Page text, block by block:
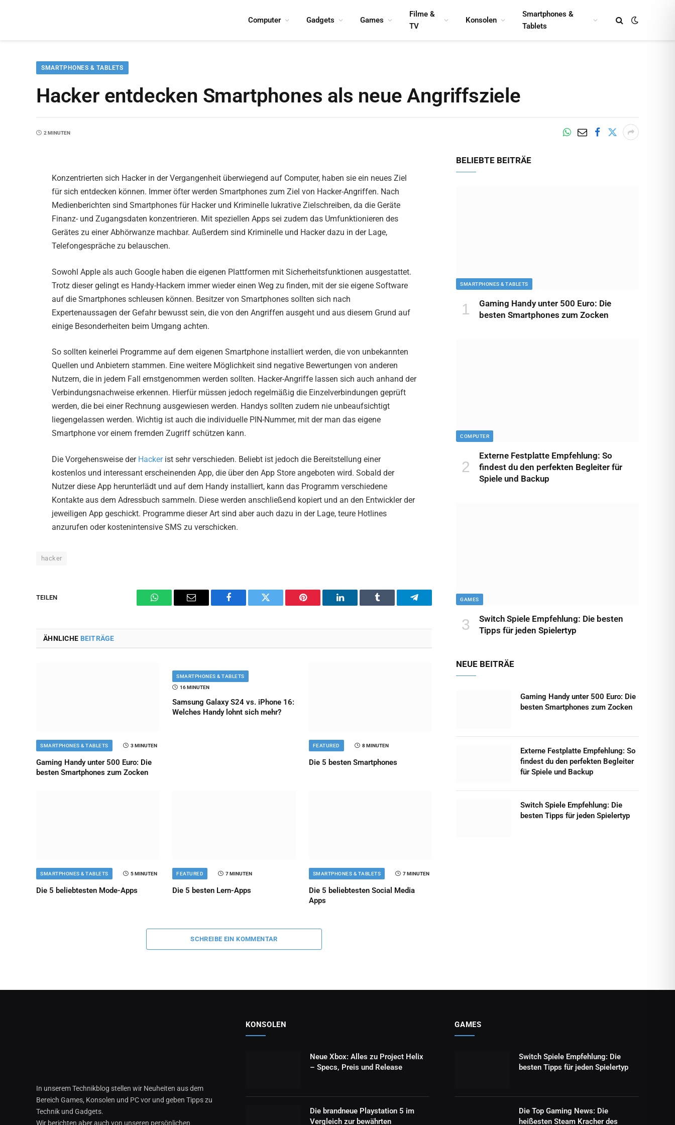
Computer Gadgets Games
Filme &
TV
Konsolen
Smartphones &
Tablets
SMARTPHONES & TABLETS
Hacker entdecken Smartphones als neue Angriffsziele
2 MINUTEN
Konzentrierten sich Hacker in der Vergangenheit überwiegend auf Computer, haben sie ein neues Ziel
für sich entdecken können. Immer öfter werden Smartphones zum Ziel von Hacker-Angriffen. Nach
Medienberichten sind Smartphones für Hacker und Kriminelle lukrative Zielschreiben, da die Geräte
Finanz- und Zugangsdaten konzentrieren. Mit speziellen Apps sei zudem das Umfunktionieren des
Gerätes zu einer Abhörwanze machbar. Außerdem sind Kriminelle und Hacker dazu in der Lage,
Telefongespräche zu belauschen.
Sowohl Apple als auch Google haben die eigenen Plattformen mit Sicherheitsfunktionen ausgestattet.
Trotz dieser gelingt es Handy-Hackern immer wieder einen Weg zu finden, mit der sie eigene Software
auf die Smartphones schleusen können. Besitzer von Smartphones sollten sich nach
Expertenaussagen der Gefahr bewusst sein, die von den Angriffen ausgeht und aus diesem Grund auf
einige Besonderheiten beim Umgang achten.
So sollten keinerlei Programme auf dem eigenen Smartphone installiert werden, die von unbekannten
Quellen und Anbietern stammen. Eine weitere Möglichkeit sind negative Bewertungen von anderen
Nutzern, die in jedem Fall ernstgenommen werden sollten. Hacker-Angriffe lassen sich auch anhand der
Verbindungsnachweise erkennen. Hierfür müssen jedoch regelmäßig die Einzelverbindungen geprüft
werden, die bei einer Rechnung ausgewiesen werden. Handys sollten zudem nie unbeaufsichtigt
liegengelassen werden. Wichtig ist auch die individuelle PIN-Nummer, mit der man das eigene
Smartphone vor einem fremden Zugriff schützen kann.
Die Vorgehensweise der Hackerist sehr verschieden. Beliebt ist jedoch die Bereitstellung einer
kostenlos und interessant erscheinenden App, die über den App Store angeboten wird. Sobald der
Nutzer diese App herunterlädt und auf dem Handy installiert, kann das Programm verschiedene
Kontakte aus dem Adressbuch sammeln. Diese werden anschließend kopiert und an den Entwickler der
jeweiligen App geschickt. Programme dieser Art sind aber auch dazu in der Lage, teure Hotlines
anzurufen oder kostenintensive SMS zu verschicken.
hacker
TEILEN
WhatsAppEmail Facebook Twitter Pinterest LinkedIn Tumblr Telegram
ÄHNLICHE BEITRÄGE
SMARTPHONES & TABLETS 3 MINUTEN
Gaming Handy unter 500 Euro: Die
besten Smartphones zum Zocken
SMARTPHONES & TABLETS
16 MINUTEN
Samsung Galaxy S24 vs. iPhone 16:
Welches Handy lohnt sich mehr?
FEATURED 8 MINUTEN
Die 5 besten Smartphones
SMARTPHONES & TABLETS 5 MINUTEN
Die 5 beliebtesten Mode-Apps
FEATURED 7 MINUTEN
Die 5 besten Lern-Apps
SMARTPHONES & TABLETS 7 MINUTEN
Die 5 beliebtesten Social Media
Apps
SCHREIBE EIN KOMMENTAR
BELIEBTE BEITRÄE
SMARTPHONES & TABLETS
Gaming Handy unter 500 Euro: Die
besten Smartphones zum Zocken
COMPUTER
Externe Festplatte Empfehlung: So
findest du den perfekten Begleiter für
Spiele und Backup
GAMES
Switch Spiele Empfehlung: Die besten
Tipps für jeden Spielertyp
NEUE BEITRÄE
Gaming Handy unter 500 Euro: Die
besten Smartphones zum Zocken
Externe Festplatte Empfehlung: So
findest du den perfekten Begleiter
für Spiele und Backup
Switch Spiele Empfehlung: Die
besten Tipps für jeden Spielertyp
In unserem Technikblog stellen wir Neuheiten aus dem
Bereich Games, Konsolen und PC vor und geben Tipps zu
Technik und Gadgets.
Wir berichten aber auch von unseren persönlichen
KONSOLEN
Neue Xbox: Alles zu Project Helix
– Specs, Preis und Release
Die brandneue Playstation 5 im
Vergleich zur bewährten
GAMES
Switch Spiele Empfehlung: Die
besten Tipps für jeden Spielertyp
Die Top Gaming News: Die
heißesten Steam Kracher des